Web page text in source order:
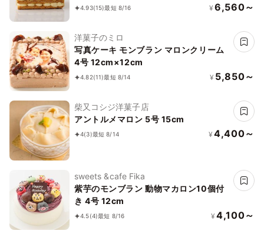
4.93(15)最短 8/16 ¥ 6,560～
洋菓子のミロ
写真ケーキ モンブラン マロンクリーム
4号 12cm×12cm
4.82(11)最短 8/14 ¥ 5,850～
柴又コシジ洋菓子店
アントルメマロン 5号 15cm
4(3)最短 8/14 ¥ 4,400～
sweets &cafe Fika
紫芋のモンブラン 動物マカロン10個付
き 4号 12cm
4.5(4)最短 8/16 ¥ 4,100～